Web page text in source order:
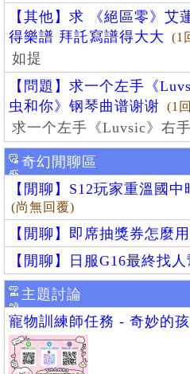
【其他】求 《絕區零》艾
得樂譜 拜託寫譜得大大
(1
如提
【問題】求一个左手《
虫和你》钢琴曲谱谢谢 (1
求一个左手《Luvsic》右
奇幻閒聊區
【閒聊】S12玩家重溫國
(尚無回覆)
【閒聊】即席抽獎券怎麼
【閒聊】日服G16最終找
主題討論
寵物訓練師任務 - 奇妙的